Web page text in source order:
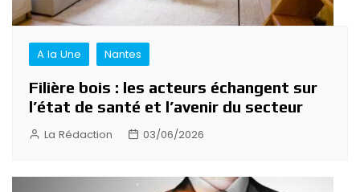
A la Une Nantes
Filière bois : les acteurs échangent sur
l’état de santé et l’avenir du secteur
La Rédaction 03/06/2026